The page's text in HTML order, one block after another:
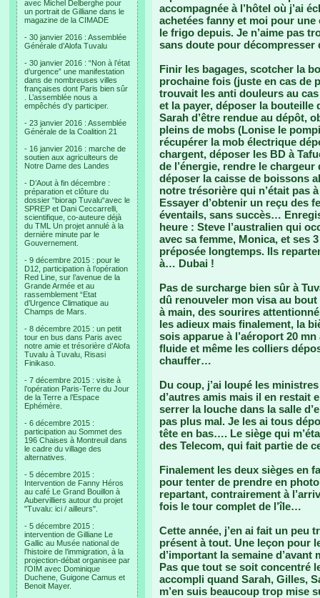
avec Michel Delberghe pour
un portrait de Gilliane dans le
magazine de la CIMADE
- 30 janvier 2016 : Assemblée
Générale d’Alofa Tuvalu
- 30 janvier 2016 : “Non à l’état
d’urgence” une manifestation
dans de nombreuses villes
françaises dont Paris bien sûr
. L’assemblée nous a
empêchés d’y participer.
- 23 janvier 2016 : Assemblée
Générale de la Coalition 21
- 16 janvier 2016 : marche de
soutien aux agriculteurs de
Notre Dame des Landes
- D’Aout à fin décembre :
préparation et clôture du
dossier “biorap Tuvalu“avec le
SPREP et Dani Ceccarrelli,
scientifique, co-auteure déjà
du TML Un projet annulé à la
dernière minute par le
Gouvernement.
- 9 décembre 2015 : pour le
D12, participation à l’opération
Red Line, sur l’avenue de la
Grande Armée et au
rassemblement “Etat
d’Urgence Climatique au
Champs de Mars.
- 8 décembre 2015 : un petit
tour en bus dans Paris avec
notre amie et trésorière d’Alofa
Tuvalu à Tuvalu, Risasi
Finikaso.
- 7 décembre 2015 : visite à
l’opération Paris-Terre du Jour
de la Terre a l’Espace
Ephémère.
- 6 décembre 2015 :
participation au Sommet des
196 Chaises à Montreuil dans
le cadre du village des
alternatives.
- 5 décembre 2015 :
Intervention de Fanny Héros
au café Le Grand Bouillon à
Aubervilliers autour du projet
"Tuvalu: ici / ailleurs".
- 5 décembre 2015 :
intervention de Gilliane Le
Gallic au Musée national de
l’histoire de l’immigration, à la
projection-débat organisee par
l’OIM avec Dominique
Duchene, Guigone Camus et
Benoit Mayer.
accompagnée à l’hôtel où j’ai
achetées fanny et moi pour
le frigo depuis. Je n’aime pas
sans doute pour décompresser
Finir les bagages, scotcher la
prochaine fois (juste en cas de
trouvait les anti douleurs au
et la payer, déposer la bouteille
Sarah d’être rendue au dépôt,
pleins de mobs (Lonise le
récupérer la mob électrique
chargent, déposer les BD à
de l’énergie, rendre le
déposer la caisse de boissons
notre trésorière qui n’était pas
Essayer d’obtenir un reçu des
éventails, sans succès…
heure : Steve l’australien qui
avec sa femme, Monica, et ses
préposée longtemps. Ils
à… Dubai !
Pas de surcharge bien sûr à
dû renouveler mon visa au
à main, des sourires
les adieux mais finalement, la
sois apparue à l’aéroport 20
fluide et même les colliers
chauffer…
Du coup, j’ai loupé les
d’autres amis mais il en restait
serrer la louche dans la salle
pas plus mal. Je les ai tous
tête en bas…. Le siège qui
des Telecom, qui fait partie de
Finalement les deux sièges en
pour tenter de prendre en
repartant, contrairement à
fois le tour complet de l’île…
Cette année, j’en ai fait un peu
présent à tout. Une leçon pour
d’important la semaine
Pas que tout se soit concentré
accompli quand Sarah, Gilles,
m’en suis beaucoup trop mise